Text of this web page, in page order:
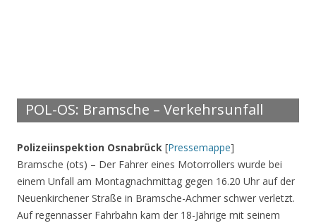
POL-OS: Bramsche – Verkehrsunfall
Polizeiinspektion Osnabrück [Pressemappe]
Bramsche (ots) – Der Fahrer eines Motorrollers wurde bei
einem Unfall am Montagnachmittag gegen 16.20 Uhr auf der
Neuenkirchener Straße in Bramsche-Achmer schwer verletzt.
Auf regennasser Fahrbahn kam der 18-Jährige mit seinem